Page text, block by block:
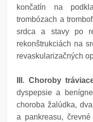
končatín na
trombózach a
srdca a stavy po
rekonštrukciách na
revaskularizačných
III. Choroby
dyspepsie a
choroba žalúdka,
a pankreasu, črevné